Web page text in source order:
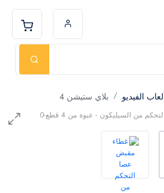
الفيديو بلاي ستيشن 4